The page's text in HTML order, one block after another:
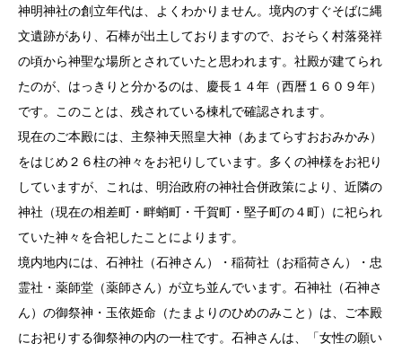
神明神社の創立年代は、よくわかりません。境内のすぐそばに縄
文遺跡があり、石棒が出土しておりますので、おそらく村落発祥
の頃から神聖な場所とされていたと思われます。社殿が建てられ
たのが、はっきりと分かるのは、慶長１４年（西暦１６０９年）
です。このことは、残されている棟札で確認されます。
現在のご本殿には、主祭神天照皇大神（あまてらすおおみかみ）
をはじめ２６柱の神々をお祀りしています。多くの神様をお祀り
していますが、これは、明治政府の神社合併政策により、近隣の
神社（現在の相差町・畔蛸町・千賀町・堅子町の４町）に祀られ
ていた神々を合祀したことによります。
境内地内には、石神社（石神さん）・稲荷社（お稲荷さん）・忠
霊社・薬師堂（薬師さん）が立ち並んでいます。石神社（石神さ
ん）の御祭神・玉依姫命（たまよりのひめのみこと）は、ご本殿
にお祀りする御祭神の内の一柱です。石神さんは、「女性の願い